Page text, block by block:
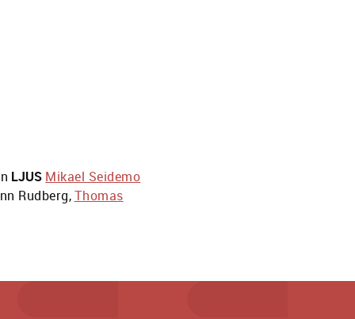
LJUS Mikael Seidemo
Rudberg,Thomas